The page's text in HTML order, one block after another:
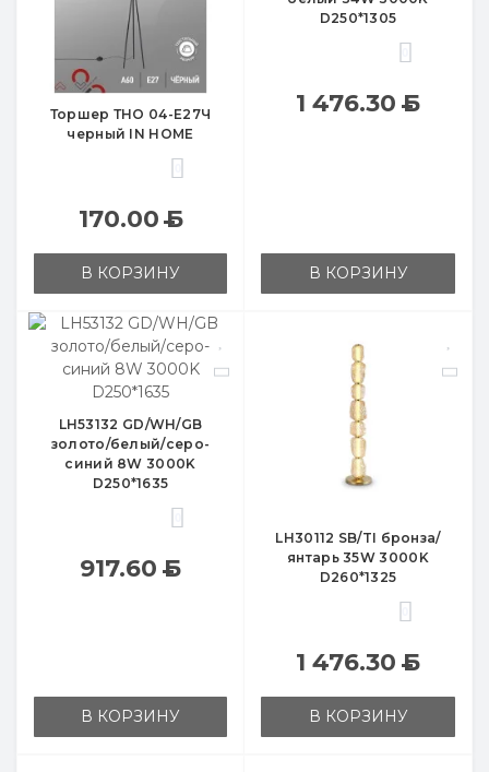
Торшер ТНО 04-Е27Ч
черный IN HOME
170.00Б
В КОРЗИНУ
D250*1305
1 476.30Б
В КОРЗИНУ
LH53132 GD/WH/GB
золото/белый/серо-
синий 8W 3000K
D250*1635
917.60Б
В КОРЗИНУ
LH30112 SB/TI бронза/
янтарь 35W 3000K
D260*1325
1 476.30Б
В КОРЗИНУ